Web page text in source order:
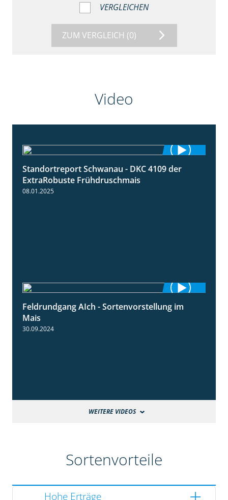
VERGLEICHEN
ZUM VERGLEICH (0)
Video
0:46
Standortreport Schwanau - DKC 4109 der
ExtraRobuste Frühdruschmais
08.01.2025
11:24
Feldrundgang AIch - Sortenvorstellung im
Mais
30.09.2024
WEITERE VIDEOS
Sortenvorteile
Hohe Erträge